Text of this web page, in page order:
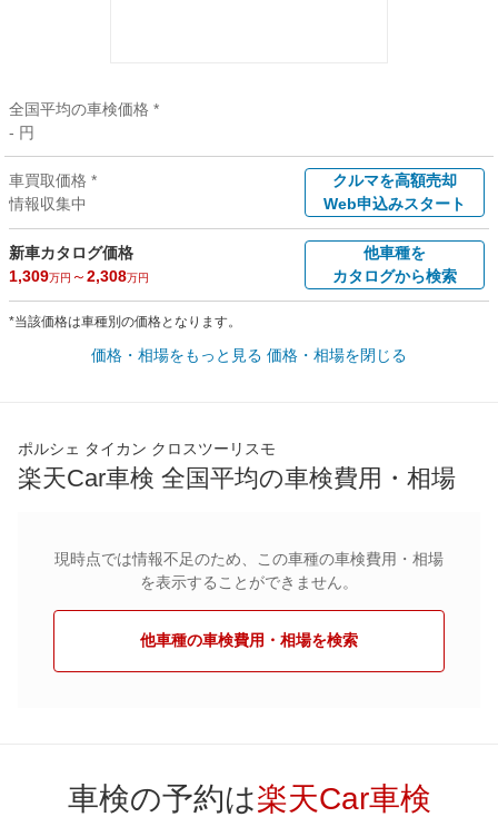
全国平均の車検価格 *
- 円
車買取価格 *
情報収集中
クルマを高額売却
Web申込みスタート
新車カタログ価格
1,309万円 ～2,308万円
他車種を
カタログから検索
*当該価格は車種別の価格となります。
価格・相場をもっと見る 価格・相場を閉じる
ポルシェ タイカン クロスツーリスモ
楽天Car車検 全国平均の車検費用・相場
現時点では情報不足のため、この車種の車検費用・相場
を表示することができません。
他車種の車検費用・相場を検索
車検の予約は楽天Car車検